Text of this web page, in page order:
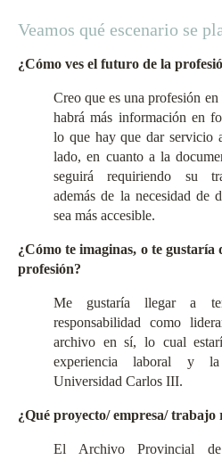
Veamos qué escenario se
¿Cómo ves el futuro de la
Creo que es una profesión
habrá más información en
lo que hay que dar servicio
lado, en cuanto a la
seguirá requiriendo su
además de la necesidad de
sea más accesible.
¿Cómo te imaginas, o te gustaría
profesión?
Me gustaría llegar a
responsabilidad como
archivo en sí, lo cual
experiencia laboral y
Universidad Carlos III.
¿Qué proyecto/ empresa/ trabajo
El Archivo Provincial